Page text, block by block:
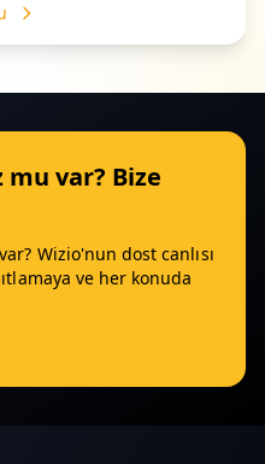
var? Bize
Wizio'nun dost canlısı
ve her konuda